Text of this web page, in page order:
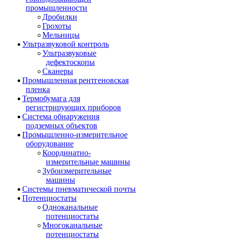
промышленности
Дробилки
Грохоты
Мельницы
Ультразвуковой контроль
Ультразвуковые
дефектоскопы
Сканеры
Промышленная рентгеновская
пленка
Термобумага для
регистрирующих приборов
Система обнаружения
подземных объектов
Промышленно-измерительное
оборудование
Координатно-
измерительные машины
Зубоизмерительные
машины
Системы пневматической почты
Потенциостаты
Одноканальные
потенциостаты
Многоканальные
потенциостаты